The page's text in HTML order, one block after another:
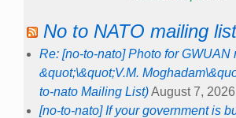
No to NATO mailing list
Re: [no-to-nato] Photo for GWUAN
&quot;\&quot;V.M.
to-nato Mailing List)August 7, 2026
[no-to-nato] If your government is